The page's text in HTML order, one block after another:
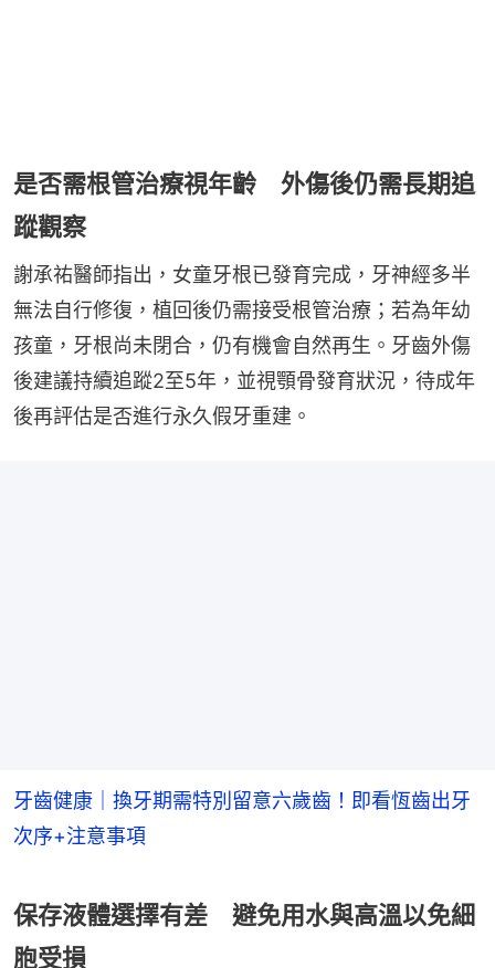
是否需根管治療視年齡 外傷後仍需長期追
蹤觀察
謝承祐醫師指出，女童牙根已發育完成，牙神經多半
無法自行修復，植回後仍需接受根管治療；若為年幼
孩童，牙根尚未閉合，仍有機會自然再生。牙齒外傷
後建議持續追蹤2至5年，並視顎骨發育狀況，待成年
後再評估是否進行永久假牙重建。
牙齒健康｜換牙期需特別留意六歲齒！即看恆齒出牙
次序+注意事項
保存液體選擇有差 避免用水與高溫以免細
胞受損